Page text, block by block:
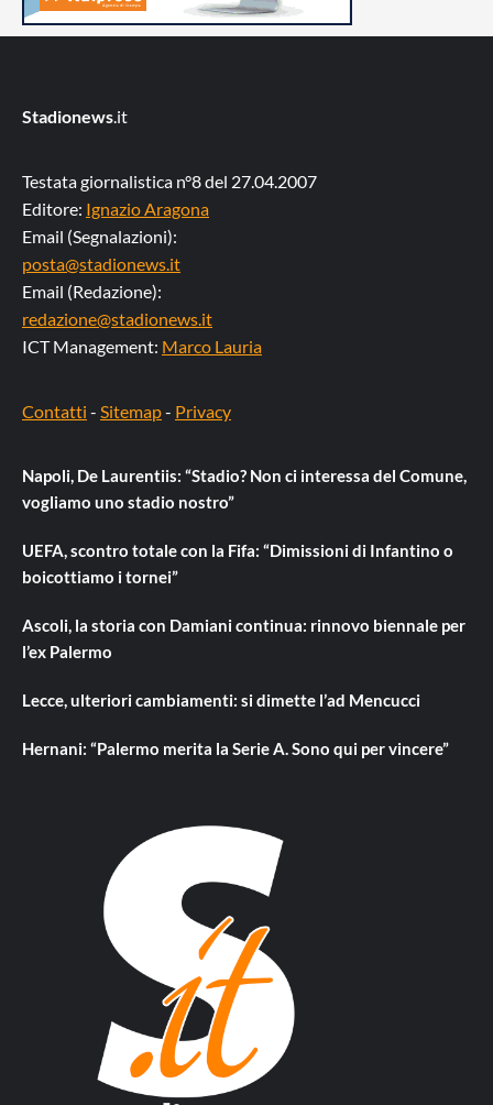
Stadionews.it
Testata giornalistica n°8 del 27.04.2007
Editore: Ignazio Aragona
Email (Segnalazioni):
posta@stadionews.it
Email (Redazione):
redazione@stadionews.it
ICT Management: Marco Lauria
Contatti - Sitemap- Privacy
Napoli, De Laurentiis: “Stadio? Non ci interessa del Comune,
vogliamo uno stadio nostro”
UEFA, scontro totale con la Fifa: “Dimissioni di Infantino o
boicottiamo i tornei”
Ascoli, la storia con Damiani continua: rinnovo biennale per
l’ex Palermo
Lecce, ulteriori cambiamenti: si dimette l’ad Mencucci
Hernani: “Palermo merita la Serie A. Sono qui per vincere”